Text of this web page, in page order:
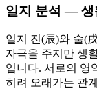
일지 분석 — 생
일지 진(辰)와 술(
자극을 주지만 생
입니다. 서로의 영
히려 오래가는 관